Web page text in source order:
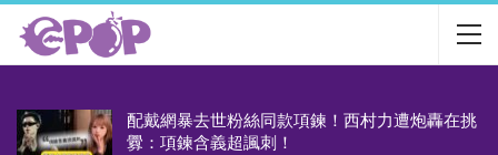
配戴網暴去世粉絲同款項鍊！西村力遭炮轟在挑
釁：項鍊含義超諷刺！